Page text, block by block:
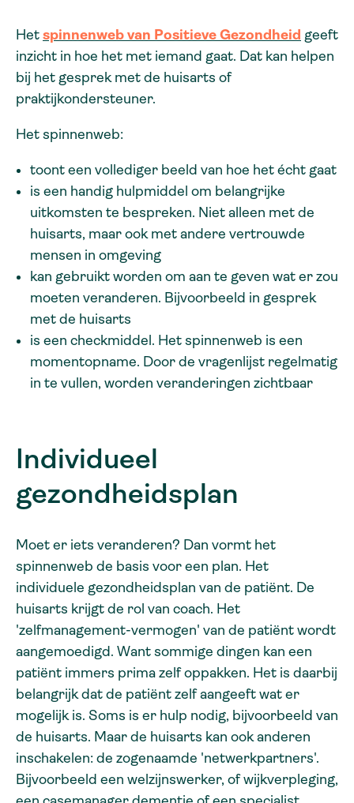
Het spinnenweb van Positieve Gezondheid geeft
inzicht in hoe het met iemand gaat. Dat kan helpen
bij het gesprek met de huisarts of
praktijkondersteuner.
Het spinnenweb:
toont een vollediger beeld van hoe het écht gaat
is een handig hulpmiddel om belangrijke
uitkomsten te bespreken. Niet alleen met de
huisarts, maar ook met andere vertrouwde
mensen in omgeving
kan gebruikt worden om aan te geven wat er zou
moeten veranderen. Bijvoorbeeld in gesprek
met de huisarts
is een checkmiddel. Het spinnenweb is een
momentopname. Door de vragenlijst regelmatig
in te vullen, worden veranderingen zichtbaar
Individueel
gezondheidsplan
Moet er iets veranderen? Dan vormt het
spinnenweb de basis voor een plan. Het
individuele gezondheidsplan van de patiënt. De
huisarts krijgt de rol van coach. Het
'zelfmanagement-vermogen' van de patiënt wordt
aangemoedigd. Want sommige dingen kan een
patiënt immers prima zelf oppakken. Het is daarbij
belangrijk dat de patiënt zelf aangeeft wat er
mogelijk is. Soms is er hulp nodig, bijvoorbeeld van
de huisarts. Maar de huisarts kan ook anderen
inschakelen: de zogenaamde 'netwerkpartners'.
Bijvoorbeeld een welzijnswerker, of wijkverpleging,